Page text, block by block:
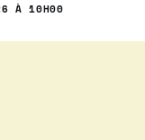
À 10H00